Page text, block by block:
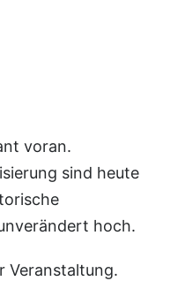
voran.
sind heute
hoch.
Veranstaltung.